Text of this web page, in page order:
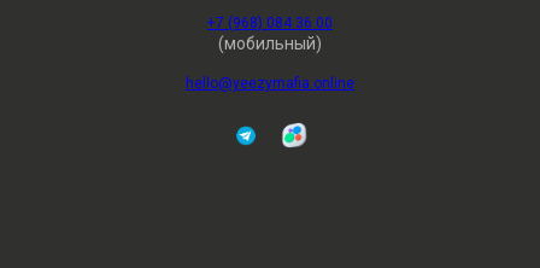
+7 (968) 084 36 00
(мобильный)
hello@yeezymafia.online